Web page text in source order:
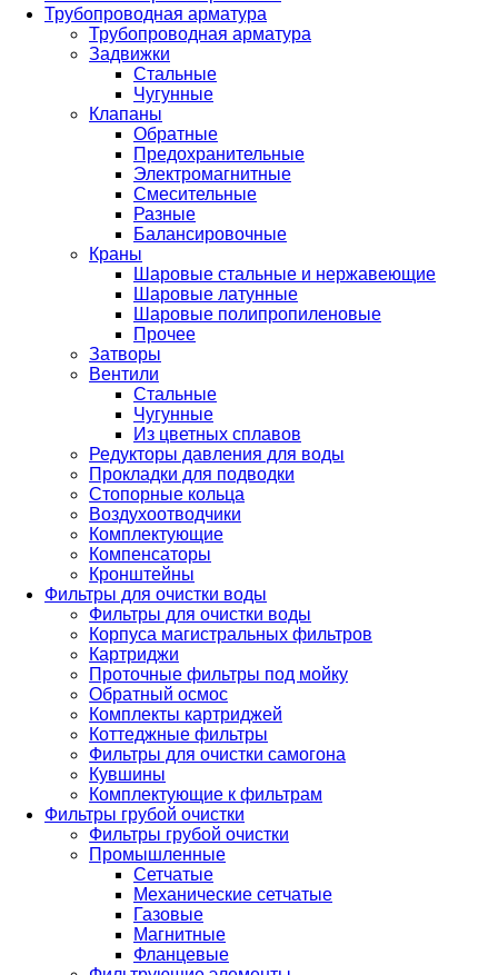
Трубопроводная арматура
Трубопроводная арматура
Задвижки
Стальные
Чугунные
Клапаны
Обратные
Предохранительные
Электромагнитные
Смесительные
Разные
Балансировочные
Краны
Шаровые стальные и нержавеющие
Шаровые латунные
Шаровые полипропиленовые
Прочее
Затворы
Вентили
Стальные
Чугунные
Из цветных сплавов
Редукторы давления для воды
Прокладки для подводки
Стопорные кольца
Воздухоотводчики
Комплектующие
Компенсаторы
Кронштейны
Фильтры для очистки воды
Фильтры для очистки воды
Корпуса магистральных фильтров
Картриджи
Проточные фильтры под мойку
Обратный осмос
Комплекты картриджей
Коттеджные фильтры
Фильтры для очистки самогона
Кувшины
Комплектующие к фильтрам
Фильтры грубой очистки
Фильтры грубой очистки
Промышленные
Сетчатые
Механические сетчатые
Газовые
Магнитные
Фланцевые